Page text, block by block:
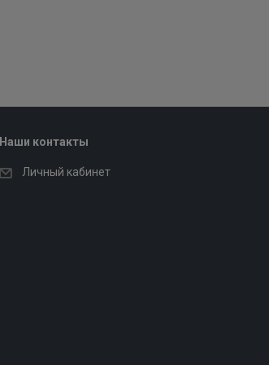
Наши контакты
Личный кабинет